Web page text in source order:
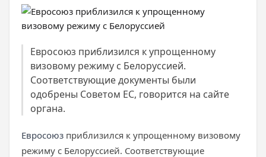
Евросоюз приблизился к упрощенному
визовому режиму с Белоруссией.
Соответствующие документы были
одобрены Советом ЕС, говорится на сайте
органа.
Евросоюз приблизился к упрощенному визовому
режиму с Белоруссией. Соответствующие